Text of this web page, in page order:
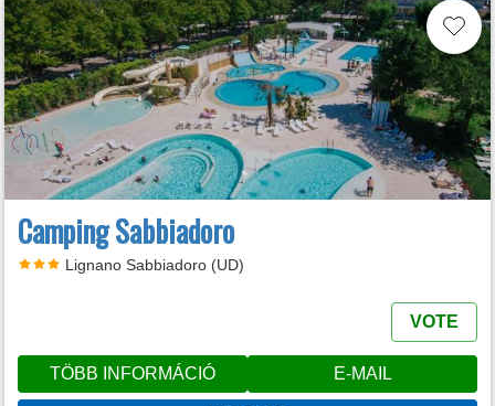
Camping Sabbiadoro
Lignano Sabbiadoro (UD)
VOTE
TÖBB INFORMÁCIÓ E-MAIL